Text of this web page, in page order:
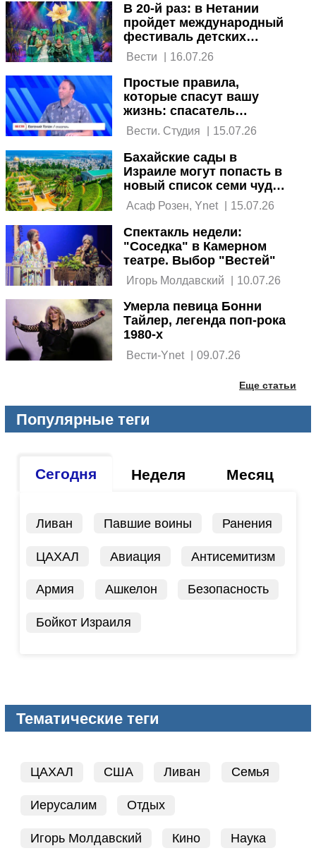
В 20-й раз: в Нетании
пройдет международный
фестиваль детских
театров
| 16.07.26
Простые правила,
которые спасут вашу
жизнь: спасатель
Евгений Голан в студии
"Вестей"
15.07.26
Бахайские сады в
Израиле могут попасть в
новый список семи чудес
света
Асаф Розен, Ynet | 15.07.26
Спектакль недели:
"Соседка" в Камерном
театре. Выбор "Вестей"
| 10.07.26
Умерла певица Бонни
Тайлер, легенда поп-рока
1980-х
Вести-Ynet | 09.07.26
Еще статьи
Популярные теги
Сегодня Неделя Месяц
Ливан Павшие воины Ранения
ЦАХАЛ Авиация Антисемитизм
Армия Ашкелон Безопасность
Бойкот Израиля
Тематические теги
ЦАХАЛ США Ливан Семья
Иерусалим Отдых
Игорь Молдавский Кино Наука